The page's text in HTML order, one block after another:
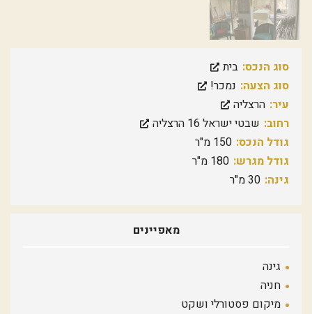
סוג הנכס: בית
סוג הצעה: נמכר!
עיר: הרצליה
רחוב: שבטי ישראל 16 הרצליה
גודל הנכס: 150 מ"ר
גודל מגרש: 180 מ"ר
גינה: 30 מ"ר
מאפיינים
גינה
חניה
מיקום פסטורלי ושקט